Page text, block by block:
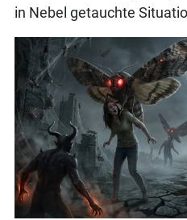
in Nebel getauchte